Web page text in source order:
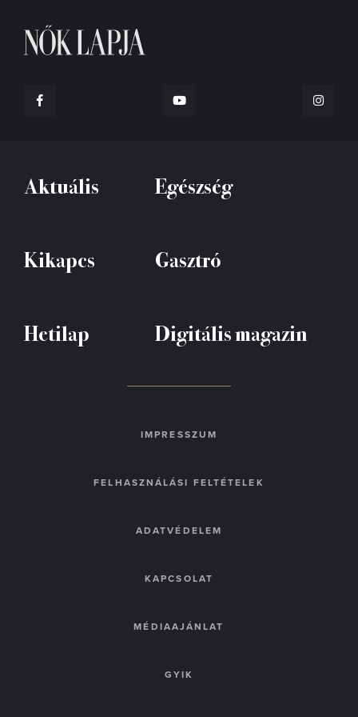
Aktuális Egészség
Kikapcs Gasztró
Hetilap Digitális magazin
IMPRESSZUM
FELHASZNÁLÁSI FELTÉTELEK
ADATVÉDELEM
KAPCSOLAT
MÉDIAAJÁNLAT
GYIK